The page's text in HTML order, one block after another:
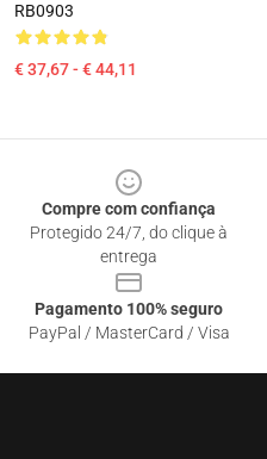
RB0903
€ 37,67 - € 44,11
Compre com confiança
Protegido 24/7, do clique à
entrega
Pagamento 100% seguro
PayPal / MasterCard / Visa